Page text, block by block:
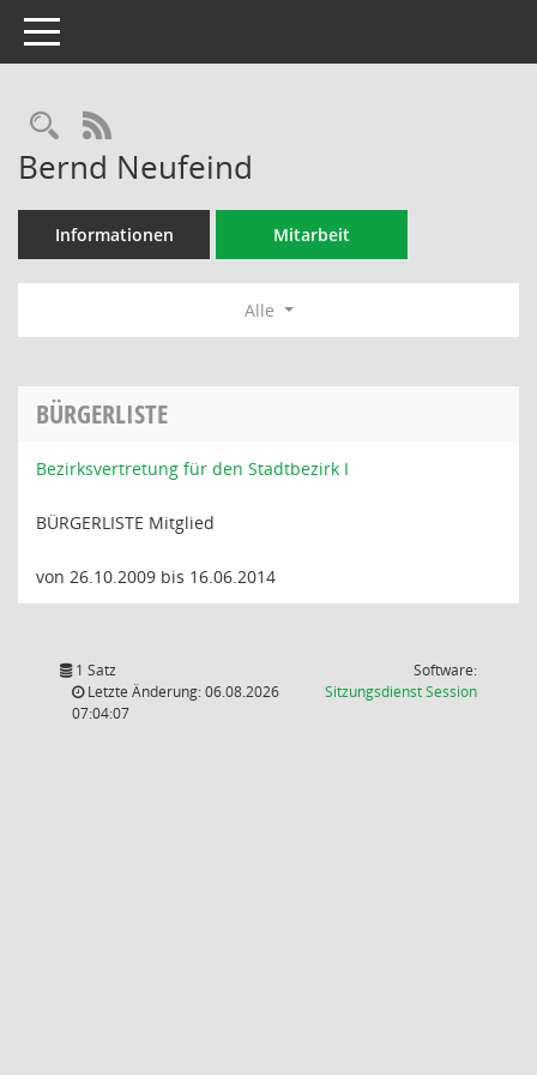
Toggle navigation
Rechercheauswahl
RSS-Feed
Bernd Neufeind
Informationen Mitarbeit
Alle
BÜRGERLISTE
Bezirksvertretung für den Stadtbezirk I
BÜRGERLISTE Mitglied
von 26.10.2009 bis 16.06.2014
1 Satz
Letzte Änderung: 06.08.2026
07:04:07
Software:
SitzungsdienstSession(Wird in